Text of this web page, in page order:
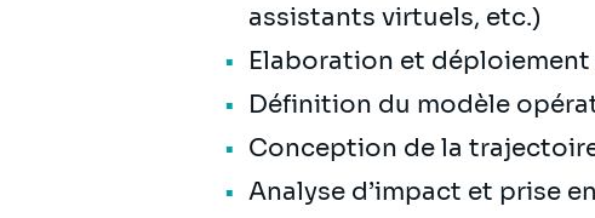
assistants virtuels, etc.)
Elaboration et
Définition du modèle
Conception de la
Analyse d’impact et prise